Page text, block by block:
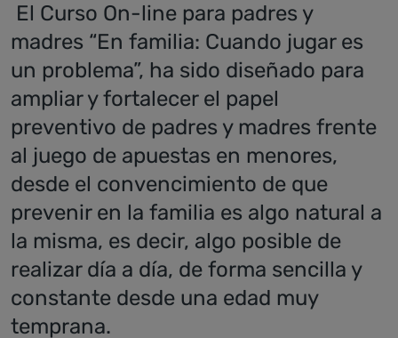
El Curso On-line para padres y
madres “En familia: Cuando jugar es
un problema”, ha sido diseñado para
ampliar y fortalecer el papel
preventivo de padres y madres frente
al juego de apuestas en menores,
desde el convencimiento de que
prevenir en la familia es algo natural a
la misma, es decir, algo posible de
realizar día a día, de forma sencilla y
constante desde una edad muy
temprana.